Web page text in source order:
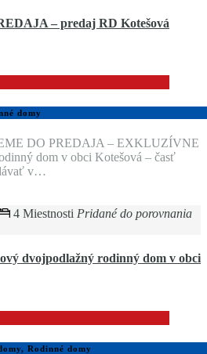
– predaj RD Kotešová
domy
DO PREDAJA – EXKLUZÍVNE
dom v obci Kotešová – časť
v…
4 Miestnosti Pridané do porovnania
dvojpodlažný rodinný dom v obci
Rodinné domy